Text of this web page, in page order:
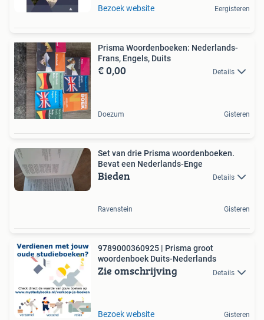
Bezoek website Eergisteren
Prisma Woordenboeken: Nederlands-
Frans, Engels, Duits
€ 0,00 Details
Doezum Gisteren
Set van drie Prisma woordenboeken.
Bevat een Nederlands-Enge
Bieden Details
Ravenstein Gisteren
9789000360925 | Prisma groot
woordenboek Duits-Nederlands
Zie omschrijving Details
Bezoek website Gisteren